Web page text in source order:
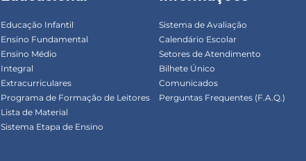
Educação Infantil
Ensino Fundamental
Ensino Médio
Integral
Extracurriculares
Programa de Formação de Leitores
Lista de Material
Sistema Etapa de Ensino
Sistema de Avaliação
Calendário Escolar
Setores de Atendimento
Bilhete Único
Comunicados
Perguntas Frequentes (F.A.Q.)